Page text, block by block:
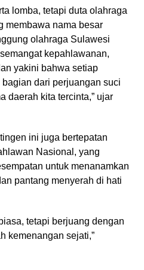
lomba, tetapi duta olahraga
membawa nama besar
olahraga Sulawesi
kepahlawanan,
yakini bahwa setiap
dari perjuangan suci
daerah kita tercinta,” ujar
ini juga bertepatan
Nasional, yang
untuk menanamkan
pantang menyerah di hati
tetapi berjuang dengan
kemenangan sejati,”